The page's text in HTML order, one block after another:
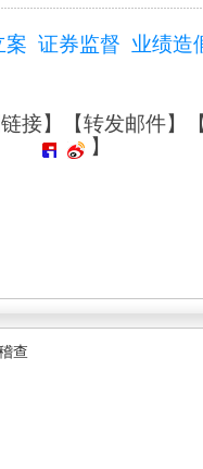
案 证券监督 业绩造
接】【转发邮件】
】
查